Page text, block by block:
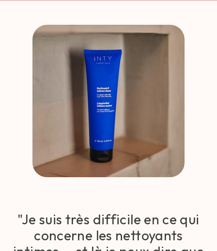
"Je suis très difficile en ce qui
concerne les nettoyants